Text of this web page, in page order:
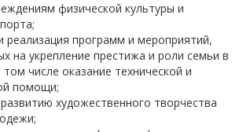
физической культуры и
реализация программ и мероприятий,
на укрепление престижа и роли семьи в
числе оказание технической и
помощи;
художественного творчества